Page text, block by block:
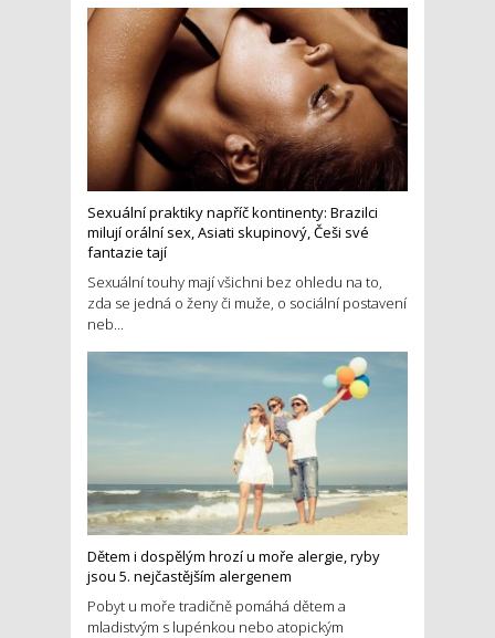
Sexuální praktiky napříč kontinenty: Brazilci
milují orální sex, Asiati skupinový, Češi své
fantazie tají
Sexuální touhy mají všichni bez ohledu na to,
zda se jedná o ženy či muže, o sociální postavení
neb...
Dětem i dospělým hrozí u moře alergie, ryby
jsou 5. nejčastějším alergenem
Pobyt u moře tradičně pomáhá dětem a
mladistvým s lupénkou nebo atopickým